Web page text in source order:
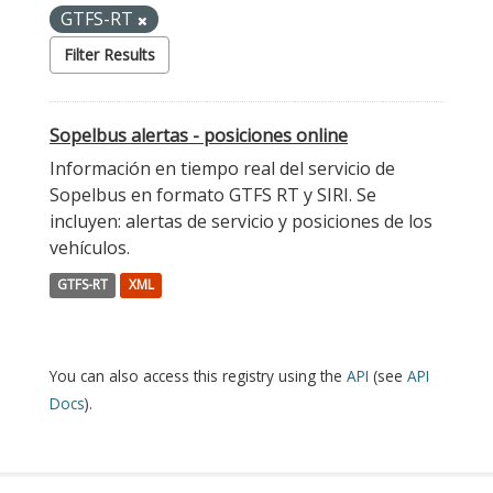
GTFS-RT
Filter Results
Sopelbus alertas - posiciones online
Información en tiempo real del servicio de
Sopelbus en formato GTFS RT y SIRI. Se
incluyen: alertas de servicio y posiciones de los
vehículos.
GTFS-RT XML
You can also access this registry using the API (see API
Docs).